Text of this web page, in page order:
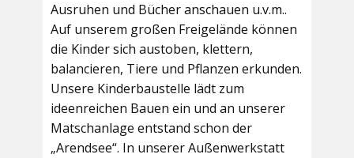
Ausruhen und Bücher anschauen u.v.m..
Auf unserem großen Freigelände können
die Kinder sich austoben, klettern,
balancieren, Tiere und Pflanzen erkunden.
Unsere Kinderbaustelle lädt zum
ideenreichen Bauen ein und an unserer
Matschanlage entstand schon der
„Arendsee“. In unserer Außenwerkstatt